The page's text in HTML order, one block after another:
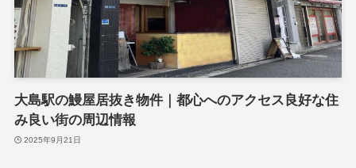
大島駅の鰻屋居抜き物件｜都心へのアクセス良好な住
み良い街の周辺情報
2025年9月21日